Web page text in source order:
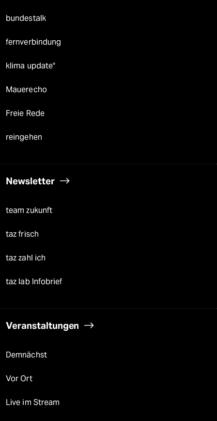
bundestalk
fernverbindung
klima update°
Mauerecho
Freie Rede
reingehen
Newsletter
team zukunft
taz frisch
taz zahl ich
taz lab Infobrief
Veranstaltungen
Demnächst
Vor Ort
Live im Stream